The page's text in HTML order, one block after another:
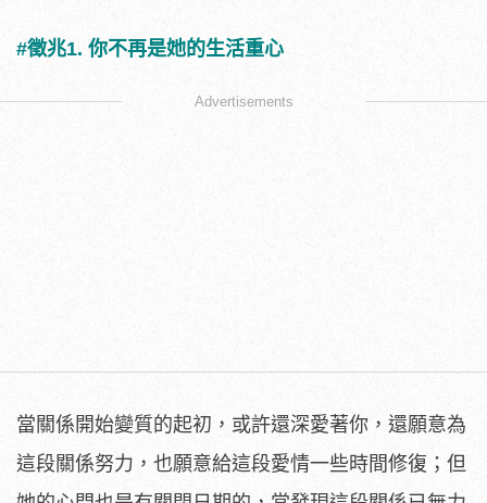
#徵兆1. 你不再是她的生活重心
Advertisements
當關係開始變質的起初，或許還深愛著你，還願意為
這段關係努力，也願意給這段愛情一些時間修復；但